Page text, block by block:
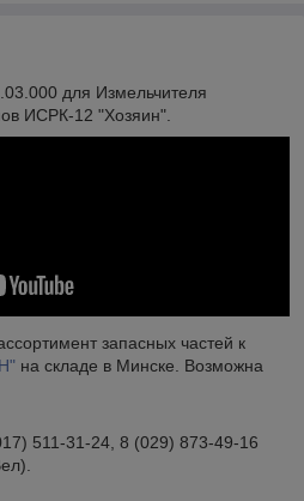
для Измельчителя
ИСРК-12 "Хозяин".
запасных частей к
на складе в Минске. Возможна
511-31-24, 8 (029) 873-49-16